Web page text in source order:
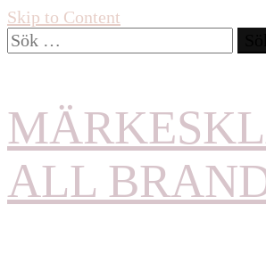
Skip to Content
Sök
efter:
ALL